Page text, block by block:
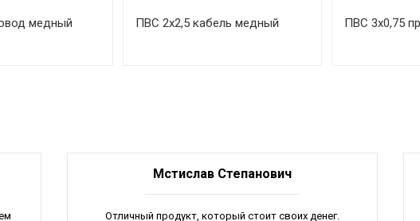
медный ПВС 2х2,5 кабель медный ПВС 3х0,75
Мстислав Степанович
Отличный продукт, который стоит своих денег.